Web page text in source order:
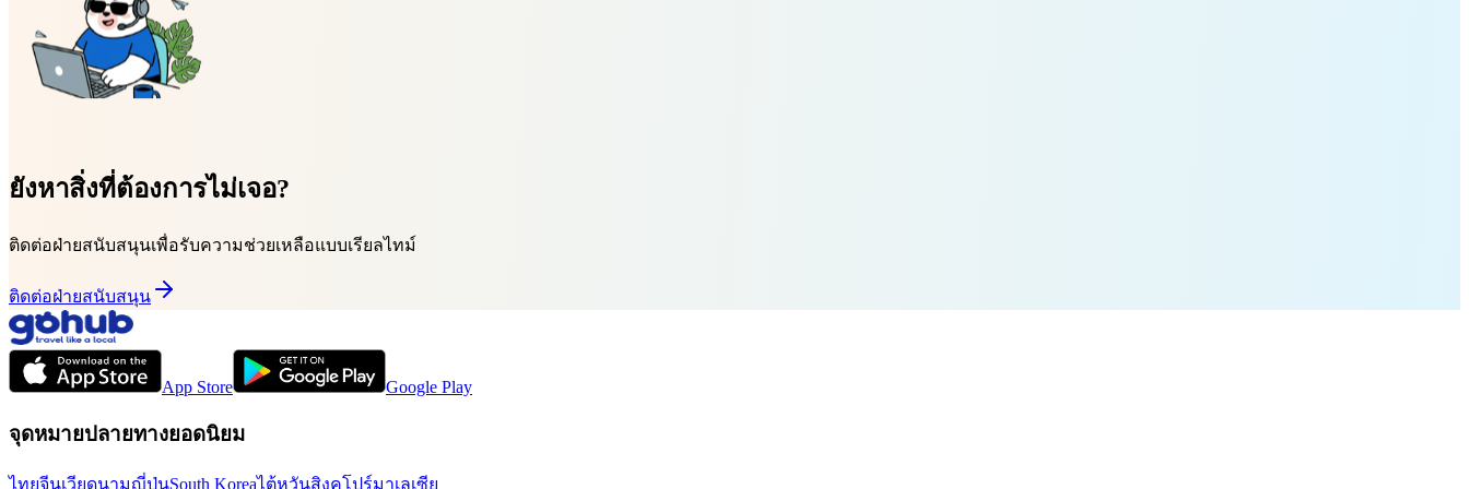
ยังหาสิ่งที่ต้องการไม่เจอ?
ติดต่อฝ่ายสนับสนุนเพื่อรับความช่วยเหลือแบบเรียลไทม์
ติดต่อฝ่ายสนับสนุน
App Store Google Play
จุดหมายปลายทางยอดนิยม
ไทยจีนเวียดนามญี่ปุ่นSouth Koreaไต้หวันสิงคโปร์มาเลเซีย